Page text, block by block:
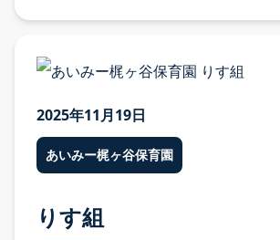
本部
2025年11月19日
あいみー梶ヶ谷保育園
りす組